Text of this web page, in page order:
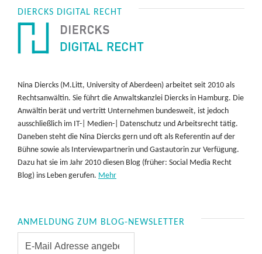
DIERCKS DIGITAL RECHT
Nina Diercks (M.Litt, University of Aberdeen) arbeitet seit 2010 als
Rechtsanwältin. Sie führt die Anwaltskanzlei Diercks in Hamburg. Die
Anwältin berät und vertritt Unternehmen bundesweit, ist jedoch
ausschließlich im IT-| Medien-| Datenschutz und Arbeitsrecht tätig.
Daneben steht die Nina Diercks gern und oft als Referentin auf der
Bühne sowie als Interviewpartnerin und Gastautorin zur Verfügung.
Dazu hat sie im Jahr 2010 diesen Blog (früher: Social Media Recht
Blog) ins Leben gerufen. Mehr
ANMELDUNG ZUM BLOG-NEWSLETTER